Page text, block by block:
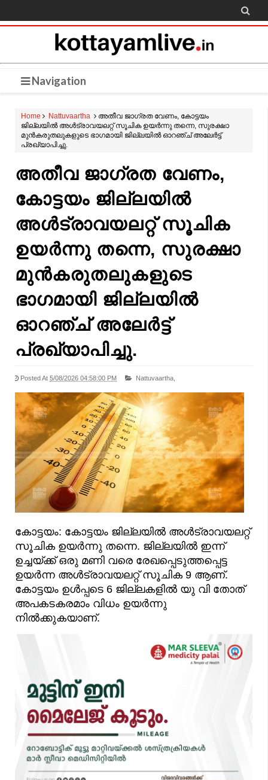

Navigation
Home Nattuvaartha
അതീവ ജാഗ്രത വേണം, കോട്ടയം
ജില്ലയിൽ അൾട്രാവയലറ്റ് സൂചിക ഉയർന്നു തന്നെ, സുരക്ഷാ
മുൻകരുതലുകളുടെ ഭാഗമായി ജില്ലയിൽ ഓറഞ്ച് അലേർട്ട്
പ്രഖ്യാപിച്ചു.
അതീവ ജാഗ്രത വേണം,
കോട്ടയം ജില്ലയിൽ
അൾട്രാവയലറ്റ് സൂചിക
ഉയർന്നു തന്നെ, സുരക്ഷാ
മുൻകരുതലുകളുടെ
ഭാഗമായി ജില്ലയിൽ
ഓറഞ്ച് അലേർട്ട്
പ്രഖ്യാപിച്ചു.
Posted At 5/08/2026 04:58:00 PM Nattuvaartha,
കോട്ടയം: കോട്ടയം ജില്ലയിൽ അൾട്രാവയലറ്റ്
സൂചിക ഉയർന്നു തന്നെ. ജില്ലയിൽ ഇന്ന്
ഉച്ചയ്ക്ക് ഒരു മണി വരെ രേഖപ്പെടുത്തപ്പെട്ട
ഉയർന്ന അൾട്രാവയലറ്റ് സൂചിക 9 ആണ്.
കോട്ടയം ഉൾപ്പടെ 6 ജില്ലകളിൽ യു വി തോത്
അപകടകരമാം വിധം ഉയർന്നു
നിൽക്കുകയാണ്.